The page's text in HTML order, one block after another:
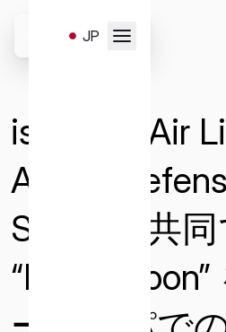
以下のお問い
り、必要事項
の上、送信く
content
JP
ispace、Air
Airbus
Spaceと共